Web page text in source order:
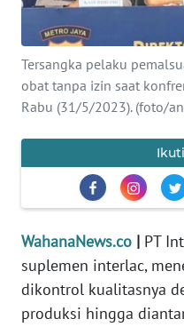
Tersangka pelaku
obat tanpa izin saat
Rabu (31/5/2023). (foto/
WahanaNews.co | PT
suplemen interlac,
dikontrol kualitasnya
produksi hingga
SERBA-SERBI
PENDIDIKAN
OLAHRAGA
OPINI
Informasi
INDEKS
BERITA